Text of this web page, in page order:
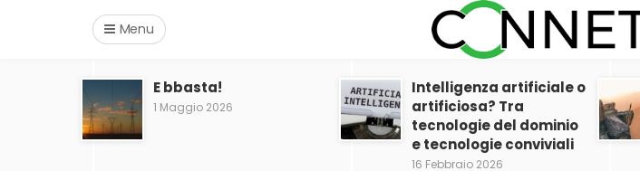
Menu
E bbasta!
1 Maggio 2026
Intelligenza artificiale o
artificiosa? Tra
tecnologie del dominio
e tecnologie conviviali
16 Febbraio 2026